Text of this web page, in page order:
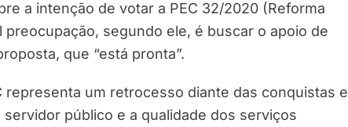
a intenção de votar a PEC 32/2020 (Reforma
segundo ele, é buscar o apoio de
que “está pronta”.
representa um retrocesso diante das conquistas e
público e a qualidade dos serviços